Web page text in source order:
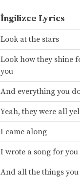
İngilizce Lyrics
Look at the stars
Look how they shine
you
And everything you
Yeah, they were all
I came along
I wrote a song for you
And all the things